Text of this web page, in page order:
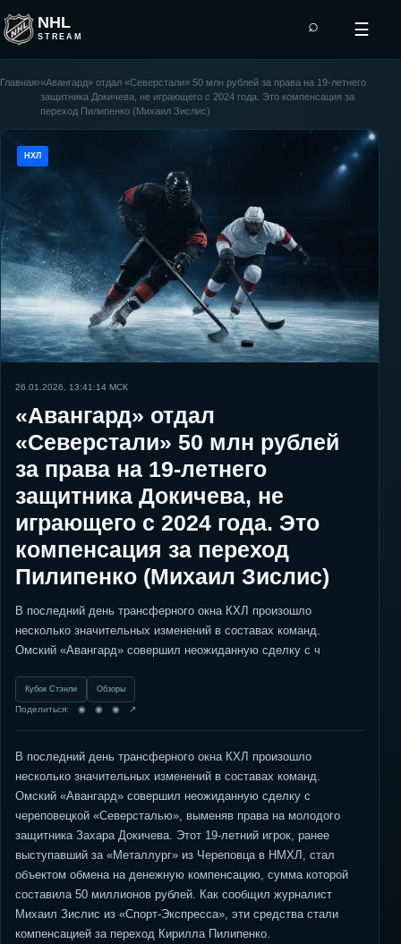
NHL
STREAM
⌕ ☰
Главная›«Авангард» отдал «Северстали» 50 млн рублей за права на 19-летнего
защитника Докичева, не играющего с 2024 года. Это компенсация за
переход Пилипенко (Михаил Зислис)
НХЛ
26.01.2026, 13:41:14 МСК
«Авангард» отдал
«Северстали» 50 млн рублей
за права на 19-летнего
защитника Докичева, не
играющего с 2024 года. Это
компенсация за переход
Пилипенко (Михаил Зислис)
В последний день трансферного окна КХЛ произошло
несколько значительных изменений в составах команд.
Омский «Авангард» совершил неожиданную сделку с ч
Кубок Стэнли Обзоры
Поделиться: ◉ ◉ ◉ ↗
В последний день трансферного окна КХЛ произошло
несколько значительных изменений в составах команд.
Омский «Авангард» совершил неожиданную сделку с
череповецкой «Северсталью», выменяв права на молодого
защитника Захара Докичева. Этот 19-летний игрок, ранее
выступавший за «Металлург» из Череповца в НМХЛ, стал
объектом обмена на денежную компенсацию, сумма которой
составила 50 миллионов рублей. Как сообщил журналист
Михаил Зислис из «Спорт-Экспресса», эти средства стали
компенсацией за переход Кирилла Пилипенко.